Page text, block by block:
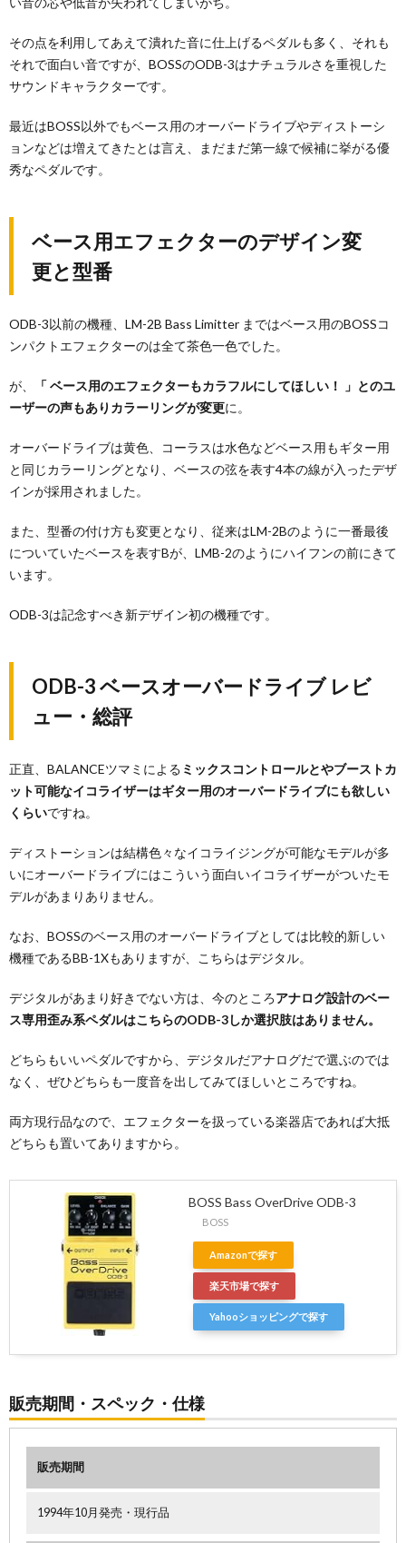
その点を利用してあえて潰れた音に仕上げるペダルも多く、それも
それで面白い音ですが、BOSSのODB-3はナチュラルさを重視した
サウンドキャラクターです。
最近はBOSS以外でもベース用のオーバードライブやディストーシ
ョンなどは増えてきたとは言え、まだまだ第一線で候補に挙がる優
秀なペダルです。
ベース用エフェクターのデザイン変
更と型番
ODB-3以前の機種、LM-2B Bass Limitter まではベース用のBOSSコ
ンパクトエフェクターのは全て茶色一色でした。
が、
「 ベース用のエフェクターもカラフルにしてほしい！ 」とのユ
ーザーの声もありカラーリングが変更に。
オーバードライブは黄色、コーラスは水色などベース用もギター用
と同じカラーリングとなり、ベースの弦を表す4本の線が入ったデザ
インが採用されました。
また、型番の付け方も変更となり、従来はLM-2Bのように一番最後
についていたベースを表すBが、LMB-2のようにハイフンの前にきて
います。
ODB-3は記念すべき新デザイン初の機種です。
ODB-3 ベースオーバードライブ レビ
ュー・総評
正直、BALANCEツマミによる ミックスコントロールとやブーストカ
ット可能なイコライザーはギター用のオーバードライブにも欲しい
くらいですね。
ディストーションは結構色々なイコライジングが可能なモデルが多
いにオーバードライブにはこういう面白いイコライザーがついたモ
デルがあまりありません。
なお、BOSSのベース用のオーバードライブとしては比較的新しい
機種であるBB-1Xもありますが、こちらはデジタル。
デジタルがあまり好きでない方は、今のところアナログ設計のベー
ス専用歪み系ペダルはこちらのODB-3しか選択肢はありません。
どちらもいいペダルですから、デジタルだアナログだで選ぶのでは
なく、ぜひどちらも一度音を出してみてほしいところですね。
両方現行品なので、エフェクターを扱っている楽器店であれば大抵
どちらも置いてありますから。
BOSS Bass OverDrive ODB-3
BOSS
Amazonで探す
楽天市場で探す
Yahooショッピングで探す
販売期間・スペック・仕様
販売期間
1994年10月発売・現行品